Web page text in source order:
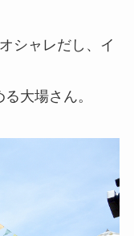
シャレだし、イ
大場さん。